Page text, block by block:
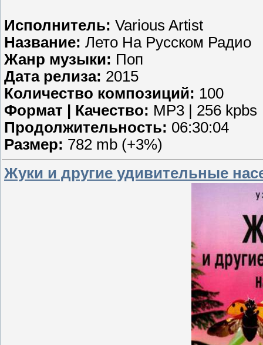
Исполнитель: Various Artist
Название: Лето На Русском Радио
Жанр музыки: Поп
Дата релиза: 2015
Количество композиций: 100
Формат | Качество: MP3 | 256 kpbs
Продолжительность: 06:30:04
Размер: 782 mb (+3%)
Жуки и другие удивительные